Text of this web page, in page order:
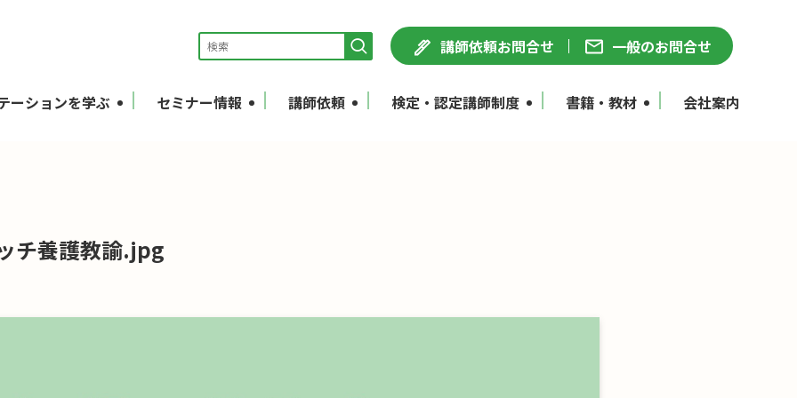
講師依頼お問合せ 一般のお問合せ
ーションを学ぶ セミナー情報 講師依頼 検定・認定講師制度 書籍・教材 会社案内
チ養護教諭.jpg